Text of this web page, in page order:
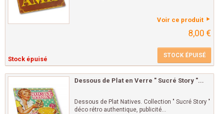
Voir ce produit
8,00 €
Stock épuisé STOCK ÉPUISÉ
Dessous de Plat en Verre " Sucré Story "...
Dessous de Plat Natives. Collection " Sucré Story "
déco rétro authentique, publicité...